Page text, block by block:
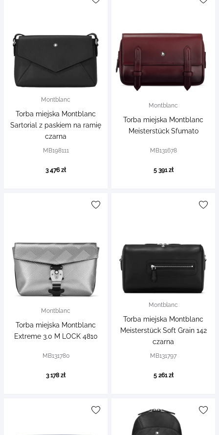
Montblanc
Torba miejska Montblanc
Sartorial z paskiem na ramię
czarna
MB198111
3 476 zł
Montblanc
Torba miejska Montblanc
Meisterstück Sfumato
MB131678
5 391 zł
Montblanc
Torba miejska Montblanc
Extreme 3.0 M LOCK 4810
MB131780
3 178 zł
Montblanc
Torba miejska Montblanc
Meisterstück Soft Grain 142
czarna
MB131797
5 261 zł